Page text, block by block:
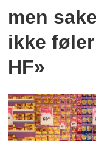
men
ikke
HF»